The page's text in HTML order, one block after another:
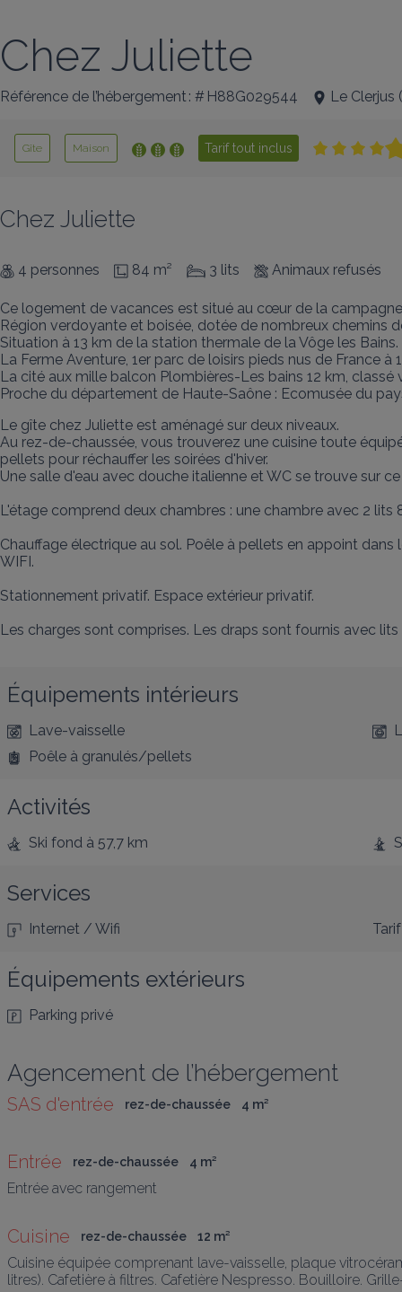
Chez Juliette
Référence de l’hébergement : # H88G029544 Le Clerjus (
Gîte Maison Tarif tout inclus
Chez Juliette
4 personnes 84 m² 3 lits Animaux refusés
Ce logement de vacances est situé au cœur de la
Région verdoyante et boisée, dotée de nombreux chemins
Situation à 13 km de la station thermale de la Vôge les Bains.
La Ferme Aventure, 1er parc de loisirs pieds nus de France à
La cité aux mille balcon Plombières-Les bains 12 km,
Proche du département de Haute-Saône : Ecomusée du
Le gîte chez Juliette est aménagé sur deux niveaux.
Au rez-de-chaussée, vous trouverez une cuisine toute
pellets pour réchauffer les soirées d'hiver.
Une salle d'eau avec douche italienne et WC se trouve sur
L'étage comprend deux chambres : une chambre avec 2
Chauffage électrique au sol. Poêle à pellets en appoint dans
WIFI.
Stationnement privatif. Espace extérieur privatif.
Les charges sont comprises. Les draps sont fournis avec
Équipements intérieurs
Lave-vaisselle
Poêle à granulés/pellets
Activités
Ski fond à 57,7 km
Services
Internet / Wifi
Équipements extérieurs
Parking privé
Agencement de l’hébergement
SAS d'entrée rez-de-chaussée 4 m²
Entrée rez-de-chaussée 4 m²
Entrée avec rangement
Cuisine rez-de-chaussée 12 m²
Cuisine équipée comprenant lave-vaisselle, plaque
litres). Cafetière à filtres. Cafetière Nespresso. Bouilloire.